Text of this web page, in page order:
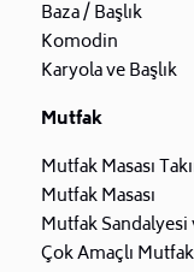
Baza / Başlık
Komodin
Karyola ve Başlık
Mutfak
Mutfak Masası
Mutfak Masası
Mutfak
Çok Amaçlı